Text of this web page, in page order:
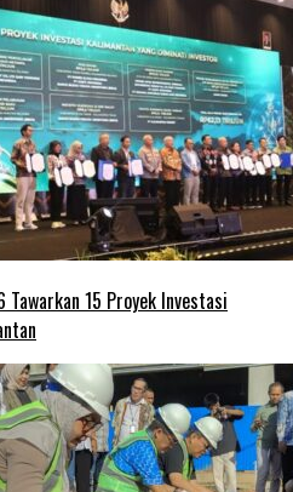
Tawarkan 15 Proyek Investasi